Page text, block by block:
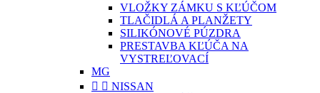
VLOŽKY ZÁMKU S KĽÚČOM
TLAČIDLÁ A PLANŽETY
SILIKÓNOVÉ PÚZDRA
PRESTAVBA KĽÚČA NA
VYSTREĽOVACÍ
MG
  NISSAN